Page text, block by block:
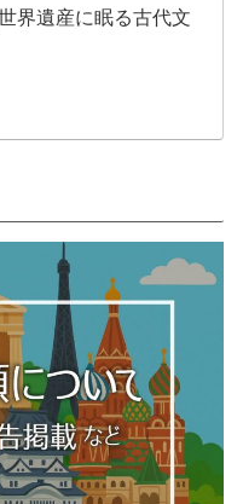
界遺産に眠る古代文